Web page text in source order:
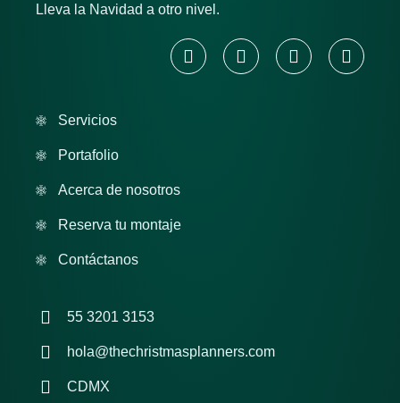
Lleva la Navidad a otro nivel.
Servicios
Portafolio
Acerca de nosotros
Reserva tu montaje
Contáctanos
55 3201 3153
hola@thechristmasplanners.com
CDMX